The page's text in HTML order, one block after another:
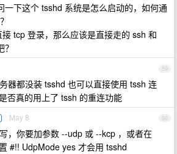
一下这个 tsshd 系统是怎么启动的，如何通
tcp 登录，那么应该是直接走的 ssh 和
59
器都没装 tsshd 也可以直接使用 tssh 连
否真的用上了 tssh 的重连功能
60
May 8
，你要加参数 --udp 或 --kcp ，或者在
#!! UdpMode yes 才会用 tsshd